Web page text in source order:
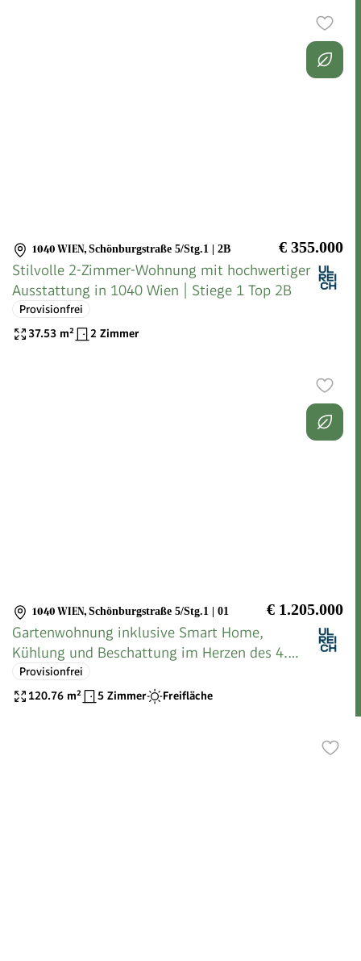
1040 WIEN, Schönburgstraße 5/Stg.1 | 2B € 355.000
Stilvolle 2-Zimmer-Wohnung mit hochwertiger
Ausstattung in 1040 Wien | Stiege 1 Top 2B
Provisionfrei
37.53 m² 2 Zimmer
1040 WIEN, Schönburgstraße 5/Stg.1 | 01 € 1.205.000
Gartenwohnung inklusive Smart Home,
Kühlung und Beschattung im Herzen des 4.
Bezirks
Provisionfrei
120.76 m² 5 Zimmer Freifläche